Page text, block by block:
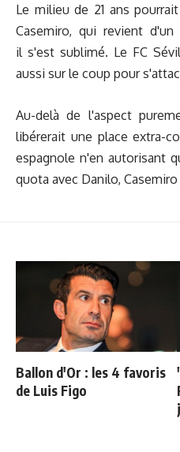
Le milieu de 21 ans
Casemiro, qui revient
il s'est sublimé. Le FC
aussi sur le coup pour
Au-delà de l'aspect
libérerait une place extra-
espagnole n'en autorisant
quota avec Danilo, Casemiro
Ballon d'Or : les 4 favoris
de Luis Figo